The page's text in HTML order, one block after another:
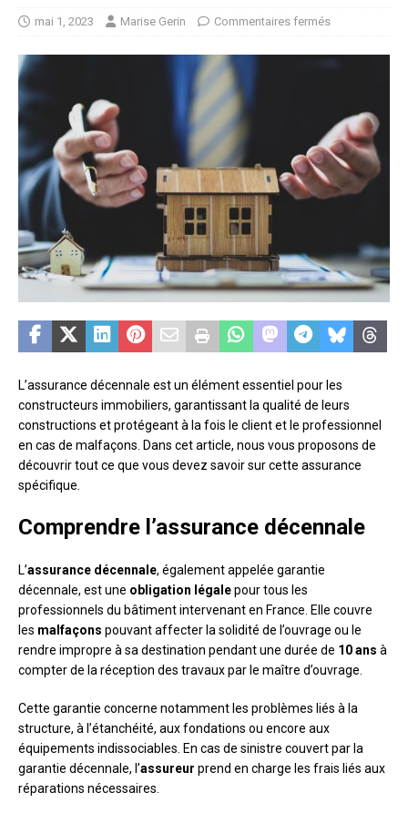
mai 1, 2023 Marise Gerin Commentaires fermés
L’assurance décennale est un élément essentiel pour les
constructeurs immobiliers, garantissant la qualité de leurs
constructions et protégeant à la fois le client et le professionnel
en cas de malfaçons. Dans cet article, nous vous proposons de
découvrir tout ce que vous devez savoir sur cette assurance
spécifique.
Comprendre l’assurance décennale
L’assurance décennale, également appelée garantie
décennale, est une obligation légalepour tous les
professionnels du bâtiment intervenant en France. Elle couvre
les malfaçons pouvant affecter la solidité de l’ouvrage ou le
rendre impropre à sa destination pendant une durée de 10 ans à
compter de la réception des travaux par le maître d’ouvrage.
Cette garantie concerne notamment les problèmes liés à la
structure, à l’étanchéité, aux fondations ou encore aux
équipements indissociables. En cas de sinistre couvert par la
garantie décennale, l’assureur prend en charge les frais liés aux
réparations nécessaires.